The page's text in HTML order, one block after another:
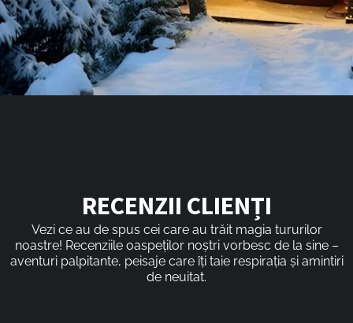
RECENZII CLIENȚI
Vezi ce au de spus cei care au trăit magia tururilor
noastre! Recenziile oaspeților noștri vorbesc de la sine –
aventuri palpitante, peisaje care îți taie respirația și amintiri
de neuitat.